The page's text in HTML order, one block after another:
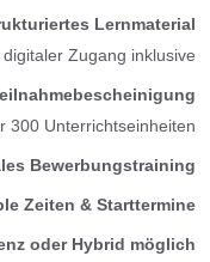
Lernmaterial
Zugang inklusive
300 Unterrichtseinheiten
Bewerbungstraining
Zeiten & Starttermine
oder Hybrid möglich